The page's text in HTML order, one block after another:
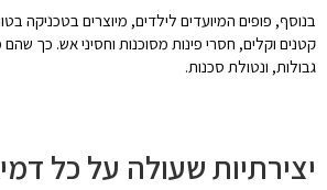
בנוסף, פופים המיועדים לילדים, מיוצרים בטכניקה
קטנים וקלים, חסרי פינות מסוכנות וחסיני אש. כך
גבולות, ונטולת סכנות.
יצירתיות שעולה על כל